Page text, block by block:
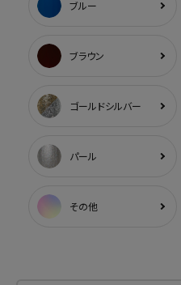
ブルー
ブラウン
ゴールドシルバー
パール
その他